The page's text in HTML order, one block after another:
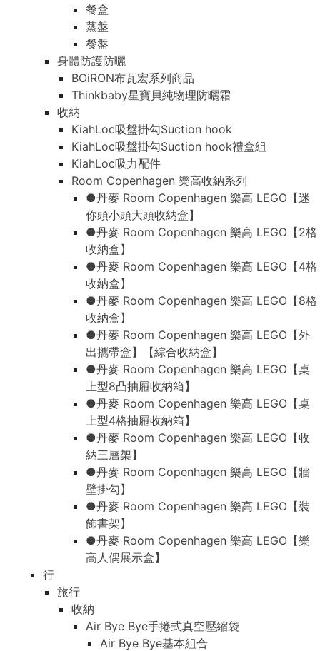
餐盒
蒸盤
餐盤
身體防護防曬
BOiRON布瓦宏系列商品
Thinkbaby星寶貝純物理防曬霜
收納
KiahLoc吸盤掛勾Suction hook
KiahLoc吸盤掛勾Suction hook禮盒組
KiahLoc吸力配件
Room Copenhagen 樂高收納系列
●丹麥 Room Copenhagen 樂高 LEGO【迷
你頭小頭大頭收納盒】
●丹麥 Room Copenhagen 樂高 LEGO【2格
收納盒】
●丹麥 Room Copenhagen 樂高 LEGO【4格
收納盒】
●丹麥 Room Copenhagen 樂高 LEGO【8格
收納盒】
●丹麥 Room Copenhagen 樂高 LEGO【外
出攜帶盒】【綜合收納盒】
●丹麥 Room Copenhagen 樂高 LEGO【桌
上型8凸抽屜收納箱】
●丹麥 Room Copenhagen 樂高 LEGO【桌
上型4格抽屜收納箱】
●丹麥 Room Copenhagen 樂高 LEGO【收
納三層架】
●丹麥 Room Copenhagen 樂高 LEGO【牆
壁掛勾】
●丹麥 Room Copenhagen 樂高 LEGO【裝
飾書架】
●丹麥 Room Copenhagen 樂高 LEGO【樂
高人偶展示盒】
行
旅行
收納
Air Bye Bye手捲式真空壓縮袋
Air Bye Bye基本組合